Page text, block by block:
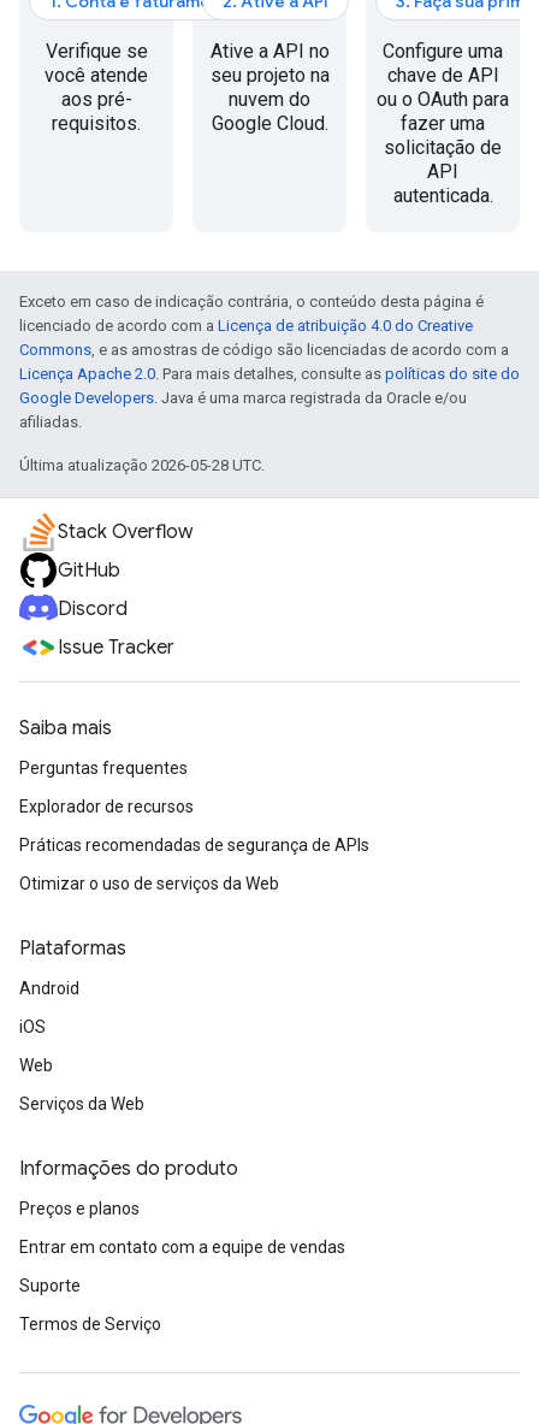
Verifique se
você atende
aos pré-
requisitos.
Ative a API no
seu projeto na
nuvem do
Google Cloud.
Configure uma
chave de API
ou o OAuth para
fazer uma
solicitação de
API
autenticada.
Exceto em caso de indicação contrária, o conteúdo desta página é
licenciado de acordo com a Licença de atribuição 4.0 do Creative
Commons, e as amostras de código são licenciadas de acordo com a
Licença Apache 2.0. Para mais detalhes, consulte as políticas do site do
Google Developers. Java é uma marca registrada da Oracle e/ou
afiliadas.
Última atualização 2026-05-28 UTC.
Stack Overflow
GitHub
Discord
Issue Tracker
Saiba mais
Perguntas frequentes
Explorador de recursos
Práticas recomendadas de segurança de APIs
Otimizar o uso de serviços da Web
Plataformas
Android
iOS
Web
Serviços da Web
Informações do produto
Preços e planos
Entrar em contato com a equipe de vendas
Suporte
Termos de Serviço